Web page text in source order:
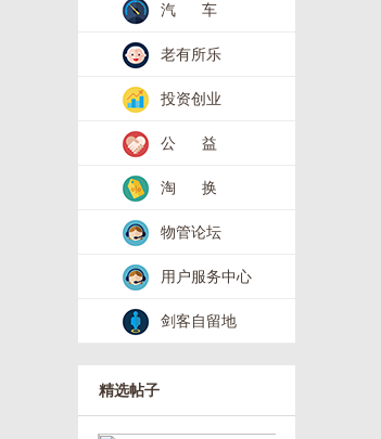
汽 车
老有所乐
投资创业
公 益
淘 换
物管论坛
用户服务中心
剑客自留地
精选帖子